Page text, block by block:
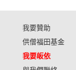
我要贊助
供僧福田基金
我要皈依